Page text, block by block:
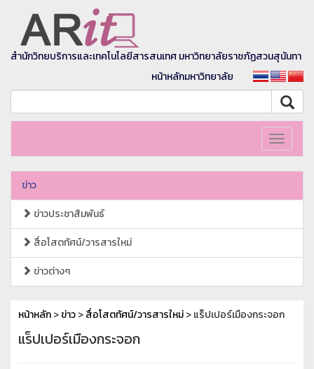
สำนักวิทยบริการและเทคโนโลยีสารสนเทศ มหาวิทยาลัยราชภัฏสวนสุนันทา
หน้าหลักมหาวิทยาลัย
Toggle
ข่าว
ข่าวประชาสัมพันธ์
สื่อโสตทัศน์/วารสารใหม่
ข่าวต่างๆ
หน้าหลัก>ข่าว>สื่อโสตทัศน์/วารสารใหม่> แร็ปเปอร์เมืองกระจอก
แร็ปเปอร์เมืองกระจอก